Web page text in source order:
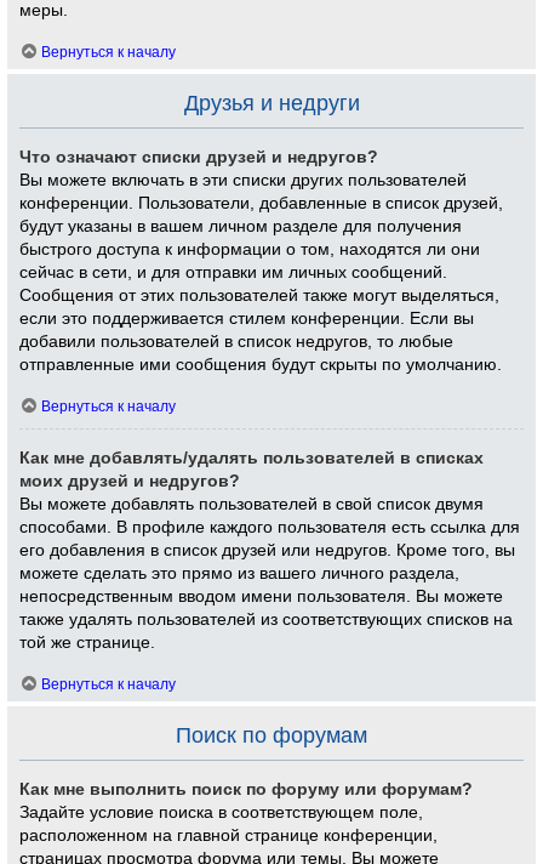
меры.
Вернуться к началу
Друзья и недруги
Что означают списки друзей и недругов?
Вы можете включать в эти списки других пользователей
конференции. Пользователи, добавленные в список друзей,
будут указаны в вашем личном разделе для получения
быстрого доступа к информации о том, находятся ли они
сейчас в сети, и для отправки им личных сообщений.
Сообщения от этих пользователей также могут выделяться,
если это поддерживается стилем конференции. Если вы
добавили пользователей в список недругов, то любые
отправленные ими сообщения будут скрыты по умолчанию.
Вернуться к началу
Как мне добавлять/удалять пользователей в списках
моих друзей и недругов?
Вы можете добавлять пользователей в свой список двумя
способами. В профиле каждого пользователя есть ссылка для
его добавления в список друзей или недругов. Кроме того, вы
можете сделать это прямо из вашего личного раздела,
непосредственным вводом имени пользователя. Вы можете
также удалять пользователей из соответствующих списков на
той же странице.
Вернуться к началу
Поиск по форумам
Как мне выполнить поиск по форуму или форумам?
Задайте условие поиска в соответствующем поле,
расположенном на главной странице конференции,
страницах просмотра форума или темы. Вы можете